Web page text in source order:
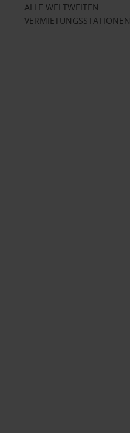
ALLE WELTWEITEN
VERMIETUNGSSTATIONEN